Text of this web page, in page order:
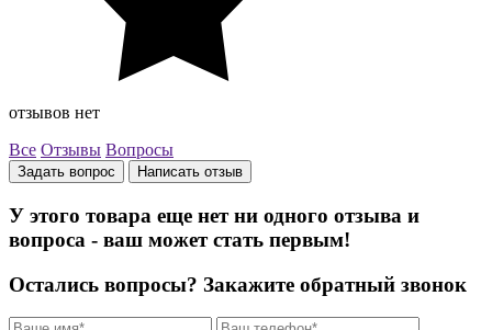
отзывов нет
Все Отзывы Вопросы
Задать вопрос Написать отзыв
У этого товара еще нет ни одного отзыва и
вопроса - ваш может стать первым!
Остались вопросы? Закажите обратный звонок